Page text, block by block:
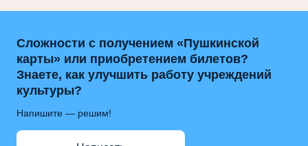
Сложности с получением «Пушкинской
карты» или приобретением билетов?
Знаете, как улучшить работу учреждений
культуры?
Напишите — решим!